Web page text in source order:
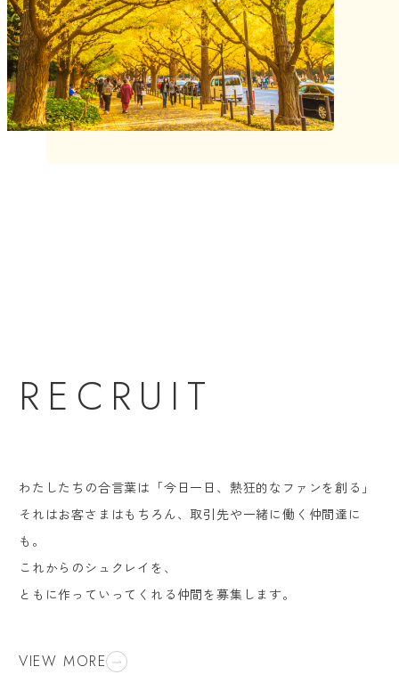
RECRUIT
わたしたちの合言葉は「今日一日、熱狂的なファンを創る」
それはお客さまはもちろん、取引先や一緒に働く仲間達に
も。
これからのシュクレイを、
ともに作っていってくれる仲間を募集します。
VIEW MORE